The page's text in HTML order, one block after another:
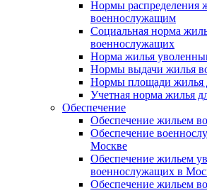
Нормы распределения
военнослужащим
Социальная норма
военнослужащих
Норма жилья
Нормы выдачи жилья
Нормы площади жилья
Учетная норма жилья
Обеспечение
Обеспечение жильем
Обеспечение
Москве
Обеспечение жильем
военнослужащих в
Обеспечение жильем